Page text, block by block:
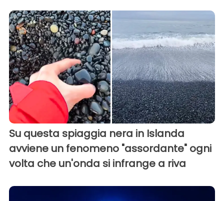
Su questa spiaggia nera in Islanda
avviene un fenomeno "assordante" ogni
volta che un'onda si infrange a riva